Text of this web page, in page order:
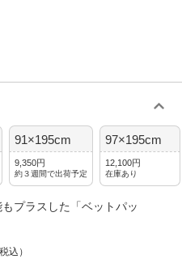
91×195cm
9,350円
約３週間で出荷予定
97×195cm
12,100円
在庫あり
プラスした「ベットパッ
税込）